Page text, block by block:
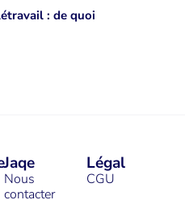
: de quoi
Jaqe
Nous
contacter
Légal
CGU